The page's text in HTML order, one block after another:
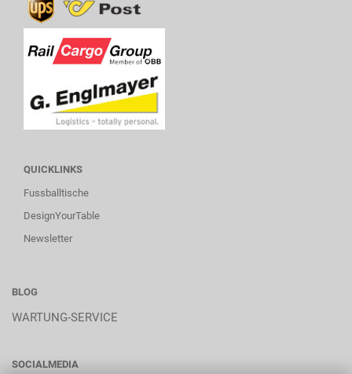
QUICKLINKS
Fussballtische
DesignYourTable
Newsletter
BLOG
WARTUNG-SERVICE
SOCIALMEDIA